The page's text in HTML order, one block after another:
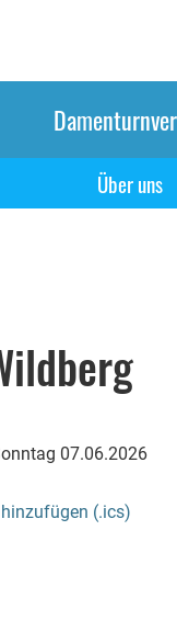
Über uns
07.06.2026
(.ics)